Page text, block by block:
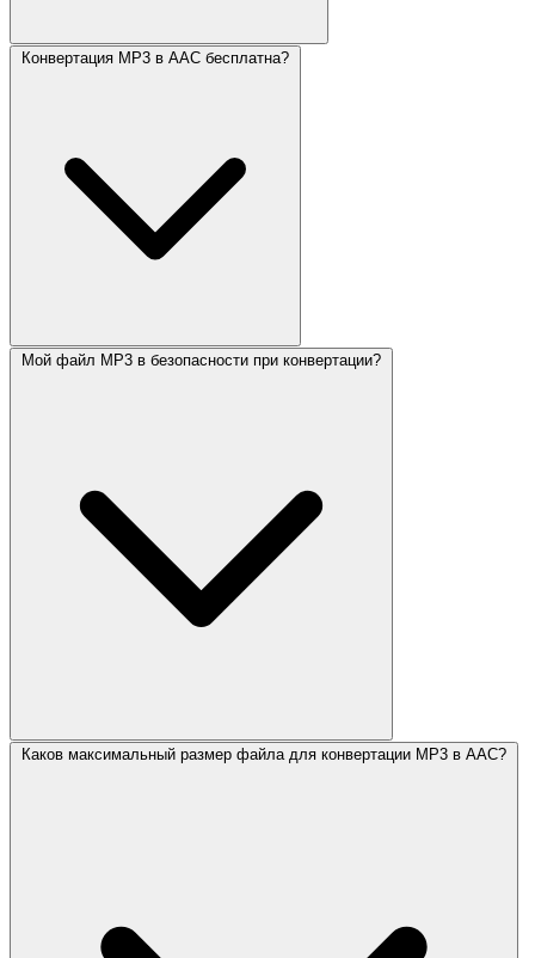
Конвертация MP3 в AAC бесплатна?
Мой файл MP3 в безопасности при конвертации?
Каков максимальный размер файла для конвертации MP3 в AAC?